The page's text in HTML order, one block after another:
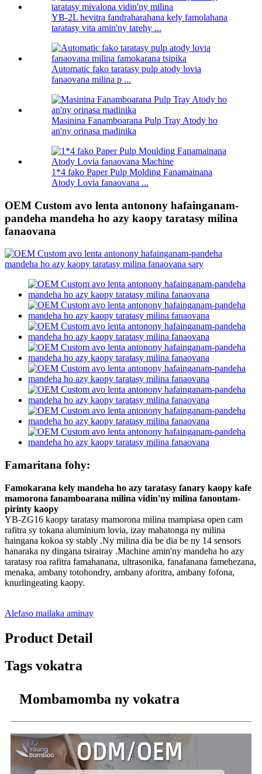
YB-2L hevitra fandraharahana kely famolahana
taratasy vita amin'ny tarehy ...
Automatic fako taratasy pulp atody lovia
fanaovana milina p ...
Masinina Fanamboarana Pulp Tray Atody ho
an'ny orinasa madinika
1*4 fako Paper Pulp Molding Fanamainana
Atody Lovia fanaovana ...
OEM Custom avo lenta antonony hafainganam-
pandeha mandeha ho azy kaopy taratasy milina
fanaovana
Famaritana fohy:
Famokarana kely mandeha ho azy taratasy fanary kaopy kafe
mamorona fanamboarana milina vidin'ny milina fanontam-
pirinty kaopy
YB-ZG16 kaopy taratasy mamorona milina mampiasa open cam
rafitra sy tokana aluminium lovia, izay mahatonga ny milina
haingana kokoa sy stably .Ny milina dia be dia be ny 14 sensors
hanaraka ny dingana tsirairay .Machine amin'ny mandeha ho azy
taratasy roa rafitra famahanana, ultrasonika, fanafanana famehezana,
menaka, ambany totohondry, ambany aforitra, ambany fofona,
knurlingeating kaopy.
Alefaso mailaka aminay
Product Detail
Tags vokatra
Mombamomba ny vokatra